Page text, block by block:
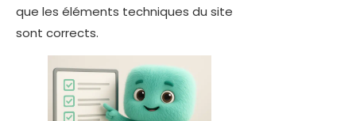
que les éléments techniques du site
sont corrects.